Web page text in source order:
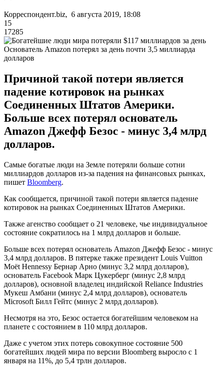
Корреспондент.biz, 6 августа 2019, 18:08
15
17285
Основатель Amazon потерял за день почти 3,5 миллиарда
долларов
Причиной такой потери является
падение котировок на рынках
Соединенных Штатов Америки.
Больше всех потерял основатель
Amazon Джефф Безос - минус 3,4 млрд
долларов.
Самые богатые люди на Земле потеряли больше сотни
миллиардов долларов из-за падения на финансовых рынках,
пишет Bloomberg.
Как сообщается, причиной такой потери является падение
котировок на рынках Соединенных Штатов Америки.
Также агенство сообщает о 21 человеке, чье индивидуальное
состояние сократилось на 1 млрд долларов и больше.
Больше всех потерял основатель Amazon Джефф Безос - минус
3,4 млрд долларов. В пятерке также президент Louis Vuitton
Moët Hennessy Бернар Арно (минус 3,2 млрд долларов),
основатель Facebook Марк Цукерберг (минус 2,8 млрд
долларов), основной владелец индийской Reliance Industries
Мукеш Амбани (минус 2,4 млрд долларов), основатель
Microsoft Билл Гейтс (минус 2 млрд долларов).
Несмотря на это, Безос остается богатейшим человеком на
планете с состоянием в 110 млрд долларов.
Даже с учетом этих потерь совокупное состояние 500
богатейших людей мира по версии Bloomberg выросло с 1
января на 11%, до 5,4 трлн долларов.